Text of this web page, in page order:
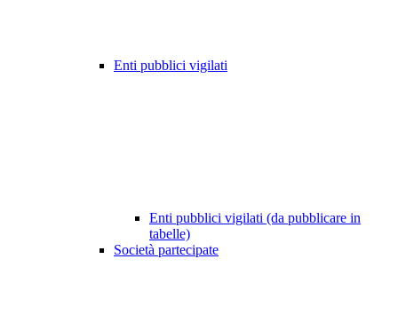
Enti pubblici vigilati
Enti pubblici vigilati (da pubblicare in
tabelle)
Società partecipate